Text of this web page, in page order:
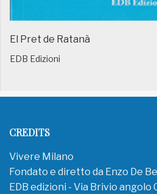
El Pret de Ratanà
EDB Edizioni
CREDITS
Vivere Milano
Fondato e diretto da Enzo De
EDB edizioni - Via Brivio angolo